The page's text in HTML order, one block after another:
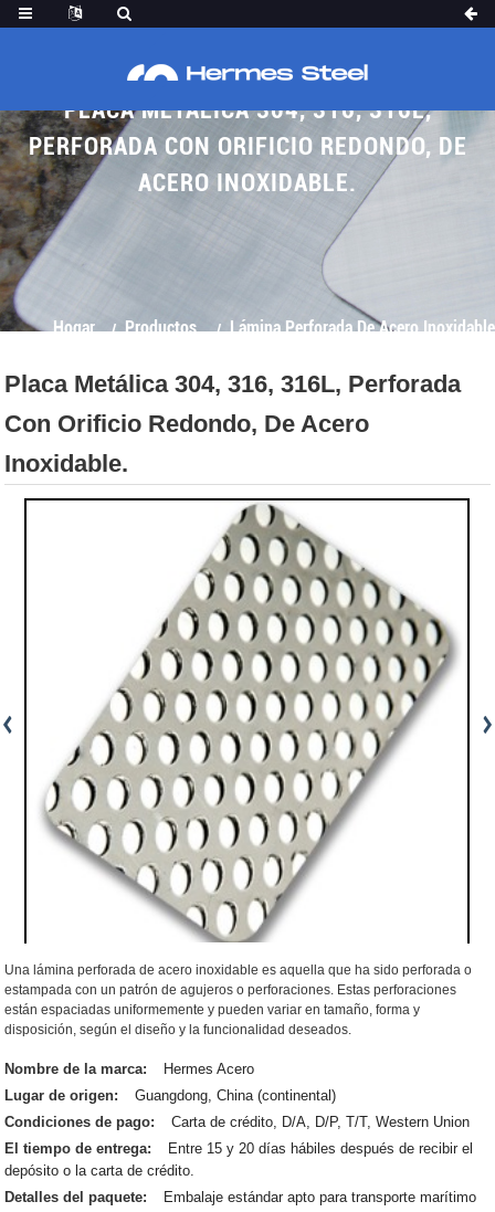
PLACA METÁLICA 304, 316, 316L,
PERFORADA CON ORIFICIO REDONDO, DE
ACERO INOXIDABLE.
Hogar Productos Lámina Perforada De Acero Inoxidable
Placa Metálica 304, 316, 316L, Perforada
Con Orificio Redondo, De Acero
Inoxidable.
Una lámina perforada de acero inoxidable es aquella que ha sido perforada o
estampada con un patrón de agujeros o perforaciones. Estas perforaciones
están espaciadas uniformemente y pueden variar en tamaño, forma y
disposición, según el diseño y la funcionalidad deseados.
Nombre de la marca:
Hermes Acero
Lugar de origen:
Guangdong, China (continental)
Condiciones de pago:
Carta de crédito, D/A, D/P, T/T, Western Union
El tiempo de entrega:
Entre 15 y 20 días hábiles después de recibir el
depósito o la carta de crédito.
Detalles del paquete:
Embalaje estándar apto para transporte marítimo